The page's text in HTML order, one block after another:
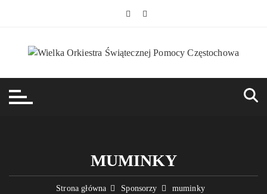
MUMINKY
Strona główna Sponsorzy muminky